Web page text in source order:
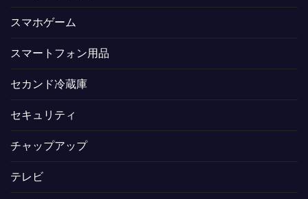
スマホゲーム
スマートフォン用品
セカンド冷蔵庫
セキュリティ
チャップアップ
テレビ